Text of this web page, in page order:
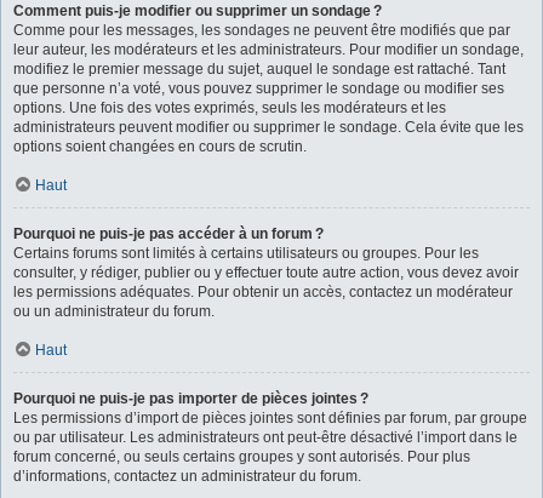
Comment puis-je modifier ou supprimer un sondage ?
Comme pour les messages, les sondages ne peuvent être modifiés que par
leur auteur, les modérateurs et les administrateurs. Pour modifier un sondage,
modifiez le premier message du sujet, auquel le sondage est rattaché. Tant
que personne n’a voté, vous pouvez supprimer le sondage ou modifier ses
options. Une fois des votes exprimés, seuls les modérateurs et les
administrateurs peuvent modifier ou supprimer le sondage. Cela évite que les
options soient changées en cours de scrutin.
Haut
Pourquoi ne puis-je pas accéder à un forum ?
Certains forums sont limités à certains utilisateurs ou groupes. Pour les
consulter, y rédiger, publier ou y effectuer toute autre action, vous devez avoir
les permissions adéquates. Pour obtenir un accès, contactez un modérateur
ou un administrateur du forum.
Haut
Pourquoi ne puis-je pas importer de pièces jointes ?
Les permissions d’import de pièces jointes sont définies par forum, par groupe
ou par utilisateur. Les administrateurs ont peut-être désactivé l’import dans le
forum concerné, ou seuls certains groupes y sont autorisés. Pour plus
d’informations, contactez un administrateur du forum.